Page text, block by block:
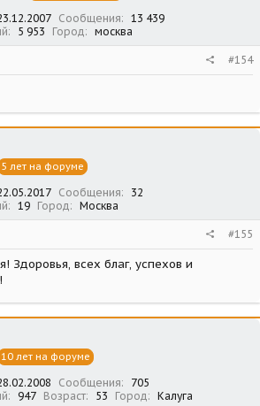
Сообщения
13 439
5 953 Город москва
#154
5 лет на форуме
Сообщения
32
19 Город Москва
#155
Здоровья, всех благ, успехов и
10 лет на форуме
Сообщения
705
947 Возраст 53 Город Калуга